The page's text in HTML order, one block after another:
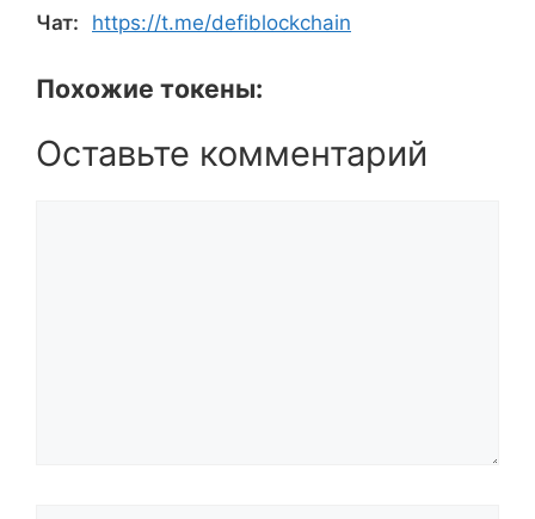
Чат: https://t.me/defiblockchain
Похожие токены:
Оставьте комментарий